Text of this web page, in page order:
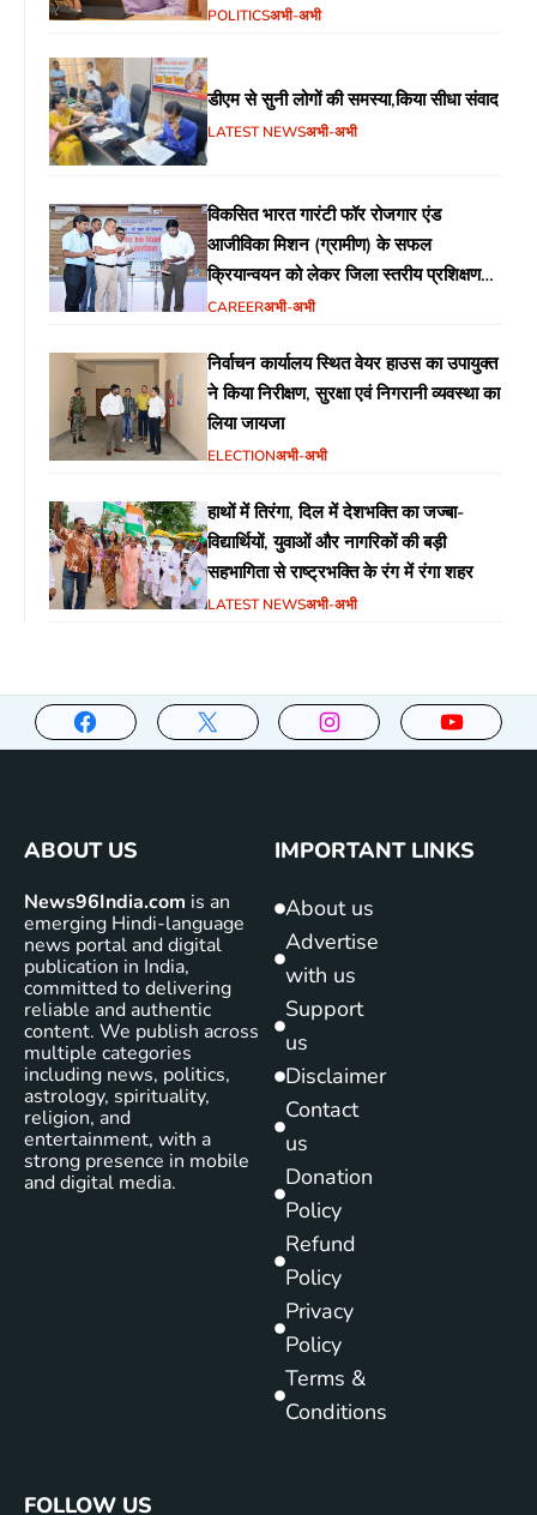
जन-जन के द्वार कार्यक्रम, सत्यापन अभियान,
निर्देश
POLITICSअभी-अभी
डीएम से सुनी लोगों की समस्या,किया सीधा संवाद
LATEST NEWSअभी-अभी
विकसित भारत गारंटी फॉर रोजगार एंड
आजीविका मिशन (ग्रामीण) के सफल
क्रियान्वयन को लेकर जिला स्तरीय प्रशिक्षण
आयोजित
CAREERअभी-अभी
निर्वाचन कार्यालय स्थित वेयर हाउस का उपायुक्त
ने किया निरीक्षण, सुरक्षा एवं निगरानी व्यवस्था का
लिया जायजा
ELECTIONअभी-अभी
हाथों में तिरंगा, दिल में देशभक्ति का जज्बा-
विद्यार्थियों, युवाओं और नागरिकों की बड़ी
सहभागिता से राष्ट्रभक्ति के रंग में रंगा शहर
LATEST NEWSअभी-अभी
ABOUT US
News96India.com is an
emerging Hindi-language
news portal and digital
publication in India,
committed to delivering
reliable and authentic
content. We publish across
multiple categories
including news, politics,
astrology, spirituality,
religion, and
entertainment, with a
strong presence in mobile
and digital media.
IMPORTANT LINKS
About us
Advertise
with us
Support
us
Disclaimer
Contact
us
Donation
Policy
Refund
Policy
Privacy
Policy
Terms &
Conditions
FOLLOW US